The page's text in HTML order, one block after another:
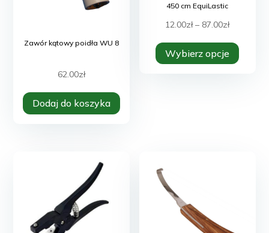
Zawór kątowy poidła WU 8
62.00zł
Dodaj do koszyka
450 cm EquiLastic
12.00zł – 87.00złZakres
cen:
od
Wybierz opcje